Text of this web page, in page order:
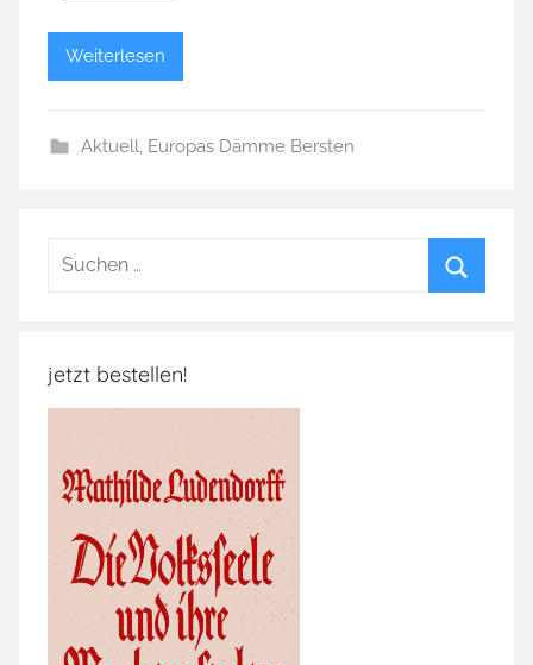
Weiterlesen
Aktuell Europas Dämme Bersten
Suchen
jetzt bestellen!